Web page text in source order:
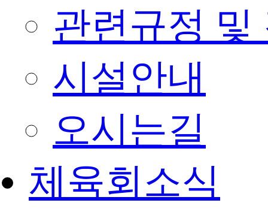
관련규정 및
시설안내
오시는길
체육회소식